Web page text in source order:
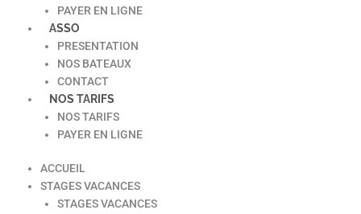
PAYER EN LIGNE
ASSO
PRESENTATION
NOS BATEAUX
CONTACT
NOS TARIFS
NOS TARIFS
PAYER EN LIGNE
ACCUEIL
STAGES VACANCES
STAGES VACANCES